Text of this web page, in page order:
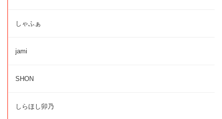
しゃふぁ
jami
SHON
しらほし卯乃